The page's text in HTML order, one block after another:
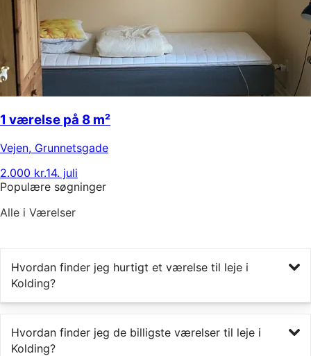
1 værelse på 8 m²
Vejen, Grunnetsgade
2.000 kr.14. juli
Populære søgninger
Alle i Værelser
Hvordan finder jeg hurtigt et værelse til leje i
Kolding?
Hvordan finder jeg de billigste værelser til leje i
Kolding?